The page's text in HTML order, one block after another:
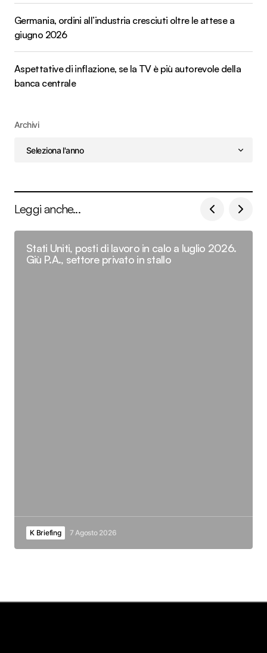
Germania, ordini all’industria cresciuti oltre le attese a
giugno 2026
Aspettative di inflazione, se la TV è più autorevole della
banca centrale
Archivi
Leggi anche...
Stati Uniti, posti di lavoro in calo a luglio 2026.
Giù P.A., settore privato in stallo
K Briefing 7 Agosto 2026